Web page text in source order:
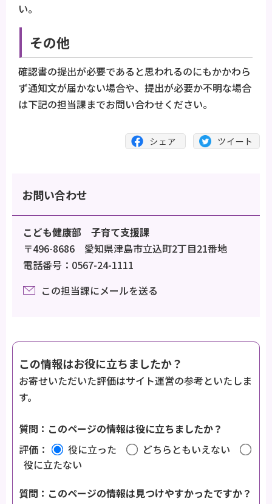
い。
その他
確認書の提出が必要であると思われるのにもかかわら
ず通知文が届かない場合や、提出が必要か不明な場合
は下記の担当課までお問い合わせください。
お問い合わせ
こども健康部 子育て支援課
〒496-8686 愛知県津島市立込町2丁目21番地
電話番号：0567-24-1111
この担当課にメールを送る
この情報はお役に立ちましたか？
お寄せいただいた評価はサイト運営の参考といたしま
す。
質問：このページの情報は役に立ちましたか？
評価：
役に立った
どちらともいえない
役に立たない
質問：このページの情報は見つけやすかったですか？